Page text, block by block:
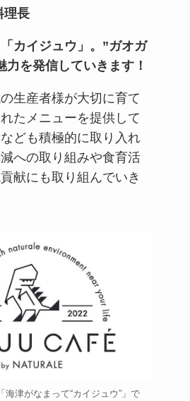
理長
カイジュウ」。”ガオガ
力を発信していきます！
生産者様が大切に育て
たメニューを提供して
ども積極的に取り入れ
への取り組みや食育活
献にも取り組んでいき
海津がなまって“カイジュウ”」で